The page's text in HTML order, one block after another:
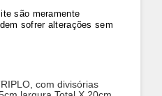
são meramente
m sofrer alterações sem
com divisórias